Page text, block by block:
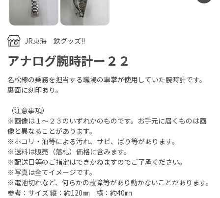
JR東海 鉄グッズ!!
アナログ腕時計ー２２
名松線の乗務を担当する職場の車掌が使用していた腕時計です。
裏面に刻印あり。
（注意事項）
※画像は１～２３のいずれかのものです。お手元に届くものは画
像と異なることがあります。
※ホコリ・油等による汚れ、サビ、ばり等があります。
※送料は販売（落札）価格に含みます。
※配送日等のご指定はできかねますのでご了承ください。
※写真は全てイメージです。
※電池切れなど、何らかの故障等があり動かないことがあります。
参考：サイズ 縦：約120㎜ 横：約40㎜